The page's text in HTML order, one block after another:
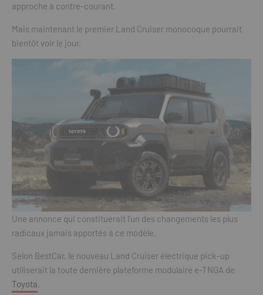
approche à contre-courant.
Mais maintenant le premier Land Cruiser monocoque pourrait
bientôt voir le jour.
Une annonce qui constituerait l’un des changements les plus
radicaux jamais apportés à ce modèle.
Selon BestCar, le nouveau Land Cruiser électrique pick-up
utiliserait la toute dernière plateforme modulaire e-TNGA de
Toyota